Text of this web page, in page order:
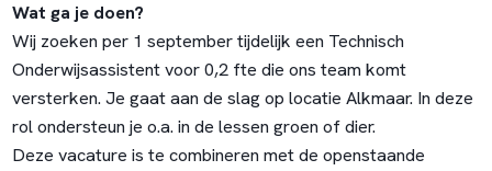
Wat ga je doen?
Wij zoeken per 1 september tijdelijk een Technisch
Onderwijsassistent voor 0,2 fte die ons team komt
versterken. Je gaat aan de slag op locatie Alkmaar. In deze
rol ondersteun je o.a. in de lessen groen of dier.
Deze vacature is te combineren met de openstaande